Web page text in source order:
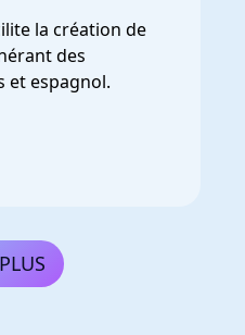
la création de
des
et espagnol.